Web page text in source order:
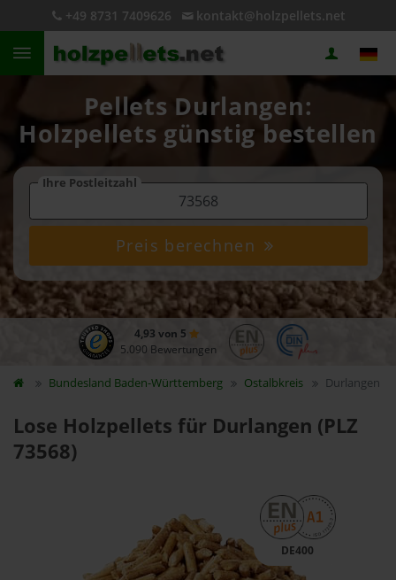
+49 8731 7409626 kontakt@holzpellets.net
Pellets Durlangen:
Holzpellets günstig bestellen
Ihre Postleitzahl
Preis berechnen
4,93 von 5
5.090 Bewertungen
Bundesland Baden-Württemberg Ostalbkreis Durlangen
Lose Holzpellets für Durlangen (PLZ
73568)
DE400